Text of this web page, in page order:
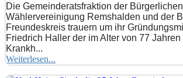
Die Gemeinderatsfraktion der Bürgerlichen
Wählervereinigung Remshalden und der
Freundeskreis trauern um ihr
Friedrich Haller der im Alter von 77
Krankh...
Weiterlesen...